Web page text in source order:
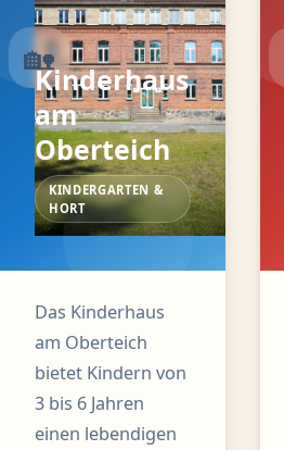
🏡
Kinderhaus
am
Oberteich
KINDERGARTEN &
HORT
Das Kinderhaus
am Oberteich
bietet Kindern von
3 bis 6 Jahren
einen lebendigen